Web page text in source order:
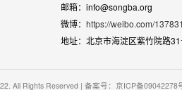
邮箱：info@songba.org
微博： https://weibo.com/
地址：北京市海淀区紫竹院路
All Rights Reserved | 备案号：京ICP备